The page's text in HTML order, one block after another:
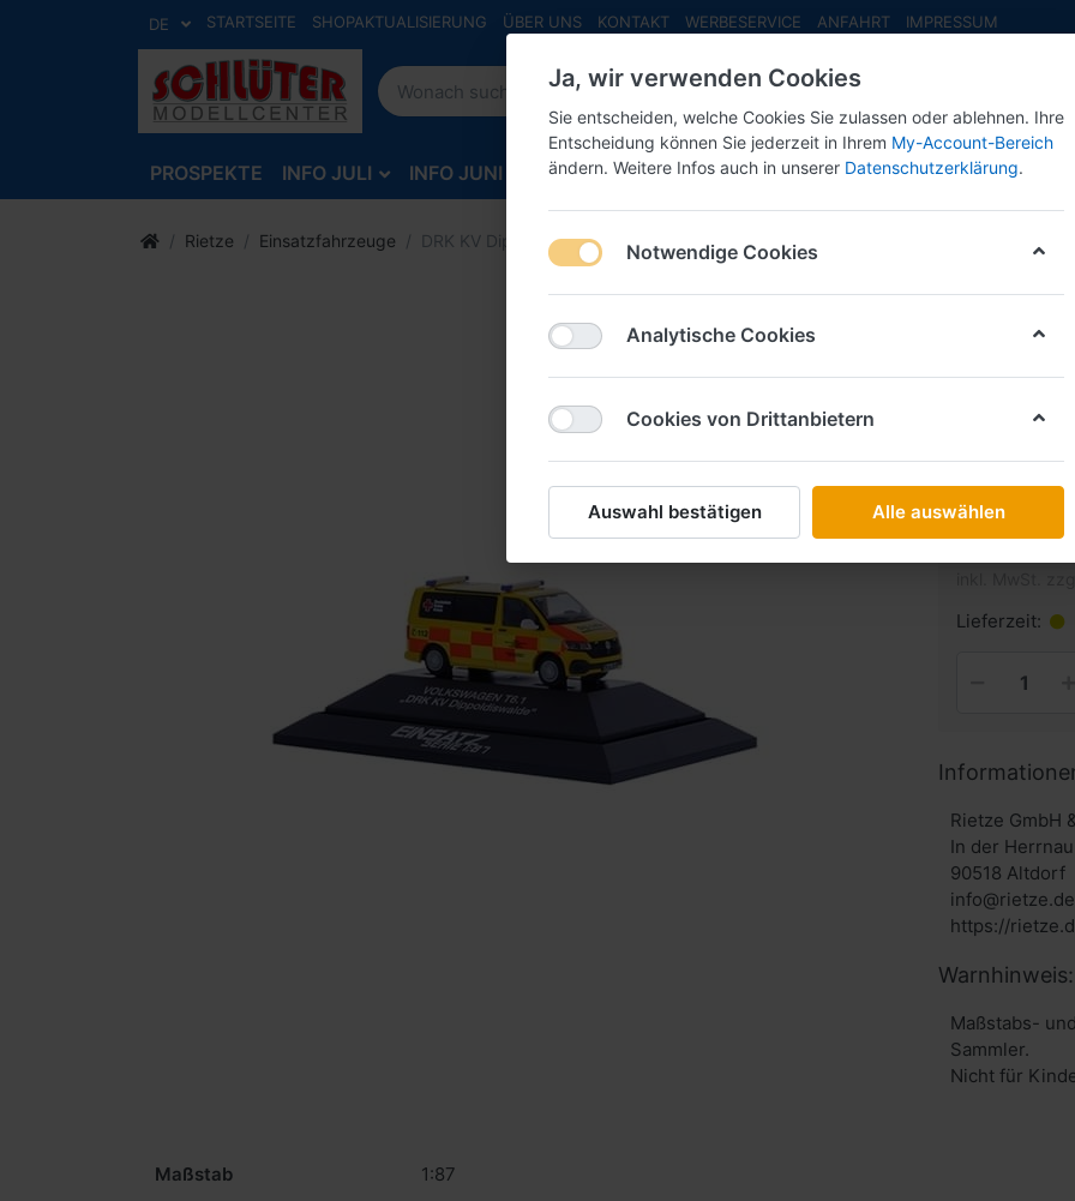
DE STARTSEITE SHOPAKTUALISIERUNG ÜBER UNS KONTAKT WERBESERVICE ANFAHRT IMPRESSUM
PROSPEKTE INFO JULI INFO JUNI INFO MAI NEU EINGETROFFEN NEUHEITEN
Rietze Einsatzfahrzeuge DRK KV Dippoldiswalde VW T6.1 -Einsatzserie 1:87-
Rietze
DRK
-
25,00
Lieferzeit:
Rietze GmbH
In der Herrnau
90518 Altdorf
info@rietze.de
https://
Warnhinweis:
Maßstabs-
Sammler.
Nicht für
Maßstab 1:87
Ja, wir verwenden Cookies
Sie entscheiden, welche Cookies Sie zulassen oder ablehnen. Ihre
Entscheidung können Sie jederzeit in Ihrem My-Account-Bereich
ändern. Weitere Infos auch in unserer Datenschutzerklärung.
Notwendige Cookies
Analytische Cookies
Cookies von Drittanbietern
Auswahl bestätigen Alle auswählen